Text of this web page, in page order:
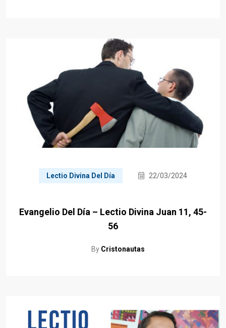
Lectio Divina Del Día 22/03/2024
Evangelio Del Día – Lectio Divina Juan 11, 45-
56
By Cristonautas